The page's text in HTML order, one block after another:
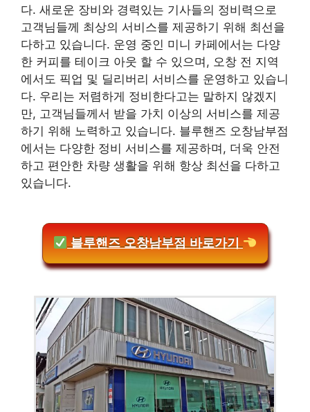
다. 새로운 장비와 경력있는 기사들의 정비력으로
고객님들께 최상의 서비스를 제공하기 위해 최선을
다하고 있습니다. 운영 중인 미니 카페에서는 다양
한 커피를 테이크 아웃 할 수 있으며, 오창 전 지역
에서도 픽업 및 딜리버리 서비스를 운영하고 있습니
다. 우리는 저렴하게 정비한다고는 말하지 않겠지
만, 고객님들께서 받을 가치 이상의 서비스를 제공
하기 위해 노력하고 있습니다. 블루핸즈 오창남부점
에서는 다양한 정비 서비스를 제공하며, 더욱 안전
하고 편안한 차량 생활을 위해 항상 최선을 다하고
있습니다.
블루핸즈 오창남부점 바로가기